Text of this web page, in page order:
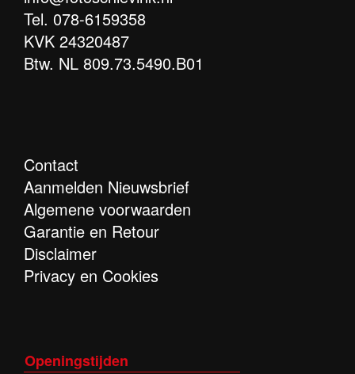
Tel. 078-6159358
KVK 24320487
Btw. NL 809.73.5490.B01
Contact
Aanmelden Nieuwsbrief
Algemene voorwaarden
Garantie en Retour
Disclaimer
Privacy en Cookies
Openingstijden